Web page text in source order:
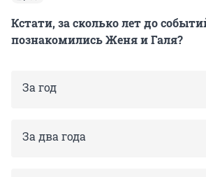
Кстати, за сколько лет до
познакомились Женя и Галя?
За год
За два года